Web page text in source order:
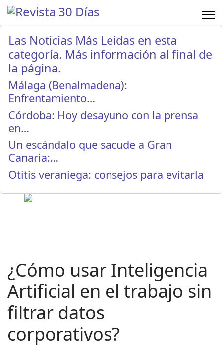
Las Noticias Más Leidas en esta
categoría. Más información al final de
la página.
Málaga (Benalmadena):
Enfrentamiento…
Córdoba: Hoy desayuno con la prensa
en…
Un escándalo que sacude a Gran
Canaria:…
Otitis veraniega: consejos para evitarla
¿Cómo usar Inteligencia
Artificial en el trabajo sin
filtrar datos
corporativos?